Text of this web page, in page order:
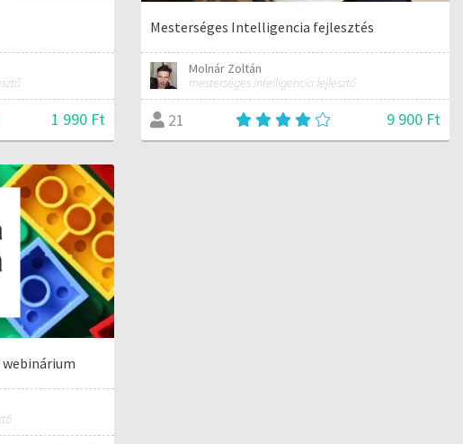
1 990 Ft
Mesterséges Intelligencia fejlesztés
Molnár Zoltán
mesterséges intelligencia fejlesztő
21 9 900 Ft